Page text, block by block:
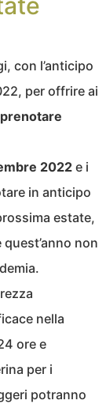
con l’anticipo
per offrire ai
prenotare
2022 e i
in anticipo
estate,
non
nella
ore e
per i
potranno